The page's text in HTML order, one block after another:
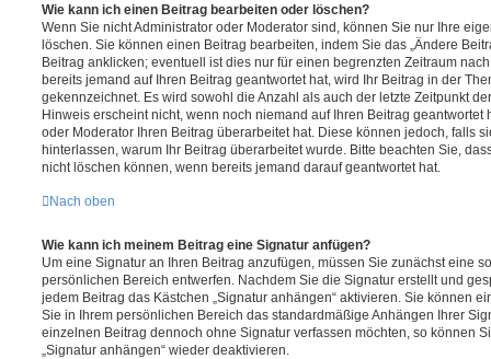
Wie kann ich einen Beitrag bearbeiten oder löschen?
Wenn Sie nicht Administrator oder Moderator sind, können Sie nur Ihre
löschen. Sie können einen Beitrag bearbeiten, indem Sie das „Ändere
Beitrag anklicken; eventuell ist dies nur für einen begrenzten Zeitraum
bereits jemand auf Ihren Beitrag geantwortet hat, wird Ihr Beitrag in der
gekennzeichnet. Es wird sowohl die Anzahl als auch der letzte Zeitpunkt
Hinweis erscheint nicht, wenn noch niemand auf Ihren Beitrag geantwortet
oder Moderator Ihren Beitrag überarbeitet hat. Diese können jedoch, falls
hinterlassen, warum Ihr Beitrag überarbeitet wurde. Bitte beachten Sie,
nicht löschen können, wenn bereits jemand darauf geantwortet hat.
Nach oben
Wie kann ich meinem Beitrag eine Signatur anfügen?
Um eine Signatur an Ihren Beitrag anzufügen, müssen Sie zunächst eine
persönlichen Bereich entwerfen. Nachdem Sie die Signatur erstellt und
jedem Beitrag das Kästchen „Signatur anhängen“ aktivieren. Sie können
Sie in Ihrem persönlichen Bereich das standardmäßige Anhängen Ihrer
einzelnen Beitrag dennoch ohne Signatur verfassen möchten, so können
„Signatur anhängen“ wieder deaktivieren.